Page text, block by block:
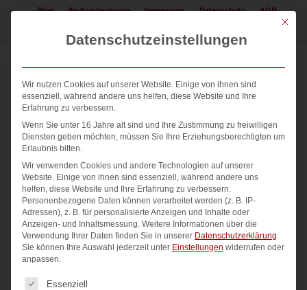
Blog Ihr Kundenkonto Impressum Datenschutz AGB
Mit
Datenschutzeinstellungen
Wir nutzen Cookies auf unserer Website. Einige von ihnen sind
essenziell, während andere uns helfen, diese Website und Ihre
Erfahrung zu verbessern.
Wenn Sie unter 16 Jahre alt sind und Ihre Zustimmung zu freiwilligen
Diensten geben möchten, müssen Sie Ihre Erziehungsberechtigten um
Erlaubnis bitten.
Wir verwenden Cookies und andere Technologien auf unserer
Website. Einige von ihnen sind essenziell, während andere uns
helfen, diese Website und Ihre Erfahrung zu verbessern.
Personenbezogene Daten können verarbeitet werden (z. B. IP-
Adressen), z. B. für personalisierte Anzeigen und Inhalte oder
Anzeigen- und Inhaltsmessung. Weitere Informationen über die
Verwendung Ihrer Daten finden Sie in unserer Datenschutzerklärung.
Sie können Ihre Auswahl jederzeit unter Einstellungen widerrufen oder
anpassen.
Es folgt eine Liste der Service-Gruppen, für die eine
Essenziell